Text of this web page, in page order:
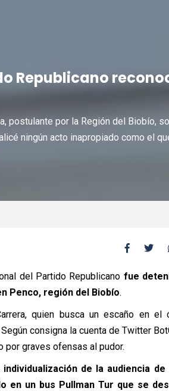
Republicano
postulante por la Región del Biobío,
ningún acto inapropiado como el
del Partido Republicano fue
Penco, región del Biobío.
quien busca un escaño en el
consigna la cuenta de Twitter
graves ofensas al pudor.
de la audiencia
en un bus Pullman Tur que se